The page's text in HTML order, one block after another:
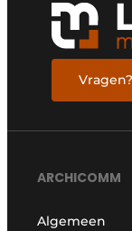
ARCHICOMM
Algemeen